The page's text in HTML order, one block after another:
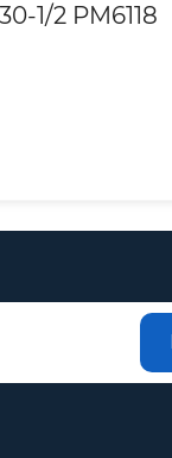
1/2 PM6118